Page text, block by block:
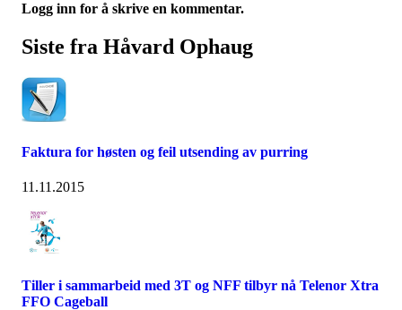
Logg inn for å skrive en kommentar.
Siste fra Håvard Ophaug
Faktura for høsten og feil utsending av purring
11.11.2015
Tiller i sammarbeid med 3T og NFF tilbyr nå Telenor Xtra
FFO Cageball